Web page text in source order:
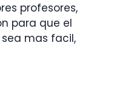
profesores,
para que el
mas facil,